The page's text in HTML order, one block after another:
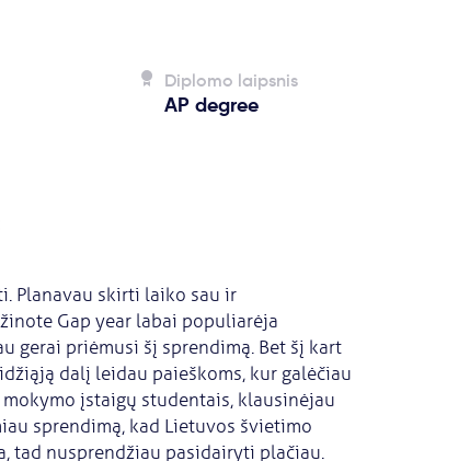
Diplomo laipsnis
AP degree
Planavau skirti laiko sau ir
Gap year labai populiarėja
gerai priėmusi šį sprendimą. Bet šį kart
dalį leidau paieškoms, kur galėčiau
įstaigų studentais, klausinėjau
sprendimą, kad Lietuvos švietimo
tad nusprendžiau pasidairyti plačiau.